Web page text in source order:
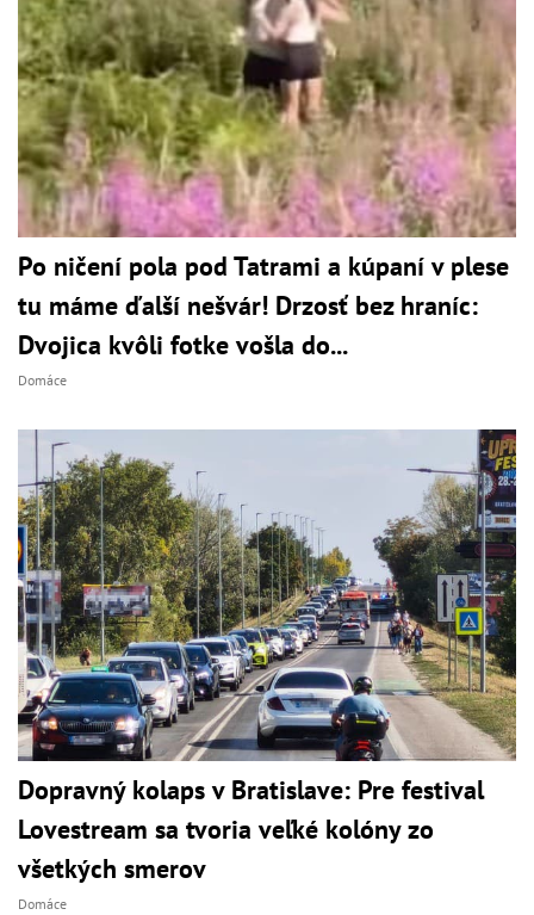
Po ničení pola pod Tatrami a kúpaní v plese
tu máme ďalší nešvár! Drzosť bez hraníc:
Dvojica kvôli fotke vošla do...
Domáce
Dopravný kolaps v Bratislave: Pre festival
Lovestream sa tvoria veľké kolóny zo
všetkých smerov
Domáce